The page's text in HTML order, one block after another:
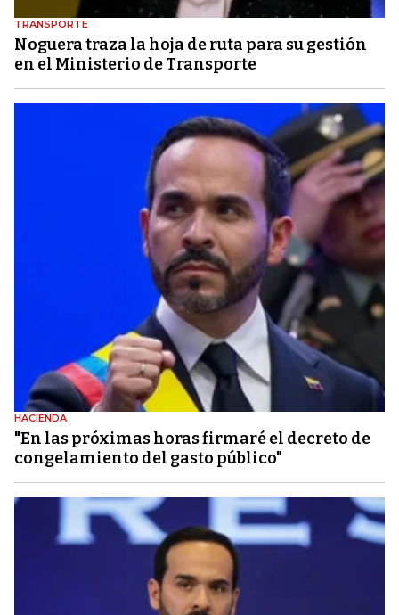
TRANSPORTE
Noguera traza la hoja de ruta para su gestión
en el Ministerio de Transporte
HACIENDA
"En las próximas horas firmaré el decreto de
congelamiento del gasto público"